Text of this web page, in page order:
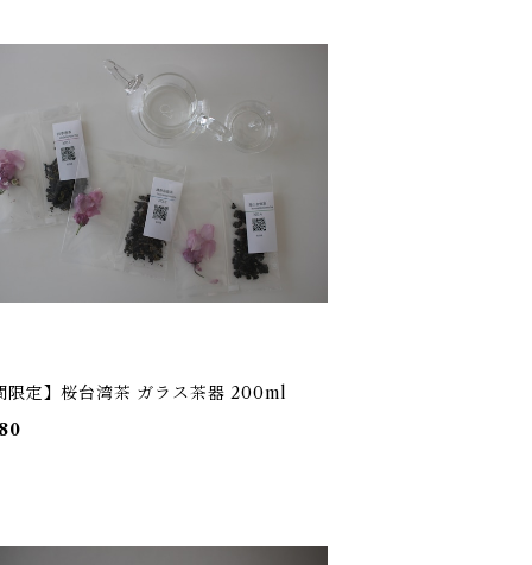
限定】桜台湾茶 ガラス茶器 200ml